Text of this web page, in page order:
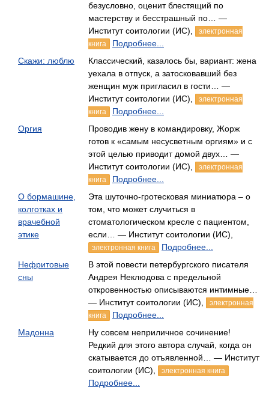
безусловно, оценит блестящий по
мастерству и бесстрашный по… —
Институт соитологии (ИС),
электронная
книга
Подробнее...
Скажи: люблю
Классический, казалось бы, вариант: жена
уехала в отпуск, а затосковавший без
женщин муж пригласил в гости… —
Институт соитологии (ИС),
электронная
книга
Подробнее...
Оргия
Проводив жену в командировку, Жорж
готов к «самым несусветным оргиям» и с
этой целью приводит домой двух… —
Институт соитологии (ИС),
электронная
книга
Подробнее...
О бормашине,
колготках и
врачебной
этике
Эта шуточно-гротесковая миниатюра – о
том, что может случиться в
стоматологическом кресле с пациентом,
если… — Институт соитологии (ИС),
электронная книга
Подробнее...
Нефритовые
сны
В этой повести петербургского писателя
Андрея Неклюдова с предельной
откровенностью описываются интимные…
— Институт соитологии (ИС),
электронная
книга
Подробнее...
Мадонна
Ну совсем неприличное сочинение!
Редкий для этого автора случай, когда он
скатывается до отъявленной… — Институт
соитологии (ИС),
электронная книга
Подробнее...